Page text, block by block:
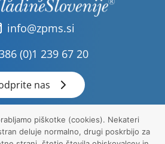
info@zpms.si
(0)1 239 67 20
nas
obvestila
piškotke (cookies). Nekateri
deluje normalno, drugi poskrbijo za